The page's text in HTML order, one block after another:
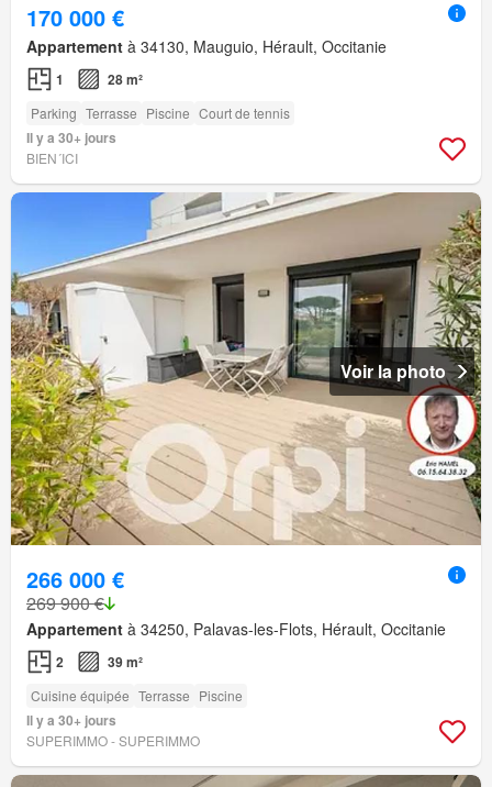
170 000 €
Appartement à 34130, Mauguio, Hérault, Occitanie
1 28 m²
Parking Terrasse Piscine Court de tennis
Il y a 30+ jours
BIEN´ICI
Voir la photo
266 000 €
269 900 €
Appartement à 34250, Palavas-les-Flots, Hérault, Occitanie
2 39 m²
Cuisine équipée Terrasse Piscine
Il y a 30+ jours
SUPERIMMO - SUPERIMMO